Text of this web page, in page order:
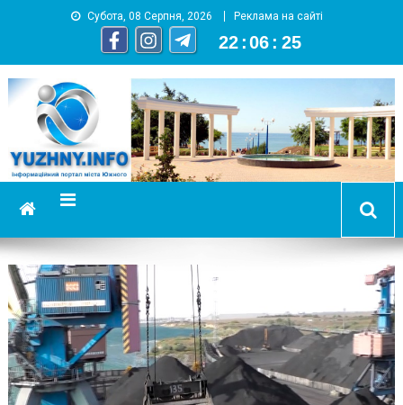
Субота, 08 Серпня, 2026 Реклама на сайті
22 :06 : 26
YUZHNY.INFO
информационный портал города Южный